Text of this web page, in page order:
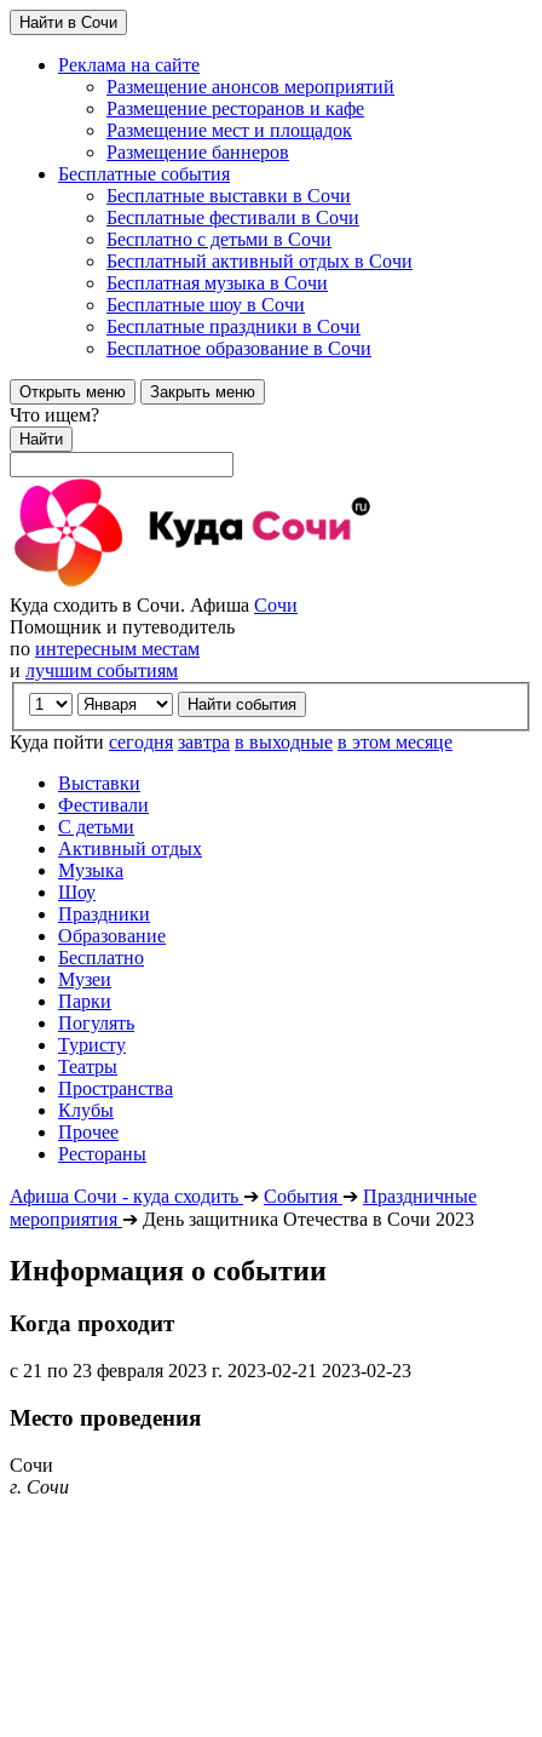
Найти в Сочи
Реклама на сайте
Размещение анонсов мероприятий
Размещение ресторанов и кафе
Размещение мест и площадок
Размещение баннеров
Бесплатные события
Бесплатные выставки в Сочи
Бесплатные фестивали в Сочи
Бесплатно с детьми в Сочи
Бесплатный активный отдых в Сочи
Бесплатная музыка в Сочи
Бесплатные шоу в Сочи
Бесплатные праздники в Сочи
Бесплатное образование в Сочи
Открыть меню Закрыть меню
Что ищем?
Найти
Куда сходить в Сочи. Афиша Сочи
Помощник и путеводитель
по интересным местам
и лучшим событиям
Куда пойти сегодня завтра в выходные в этом месяце
Выставки
Фестивали
С детьми
Активный отдых
Музыка
Шоу
Праздники
Образование
Бесплатно
Музеи
Парки
Погулять
Туристу
Театры
Пространства
Клубы
Прочее
Рестораны
Афиша Сочи - куда сходить ➔ События ➔ Праздничные
мероприятия ➔ День защитника Отечества в Сочи 2023
Информация о событии
Когда проходит
с 21 по 23 февраля 2023 г. 2023-02-21 2023-02-23
Место проведения
Сочи
г. Сочи